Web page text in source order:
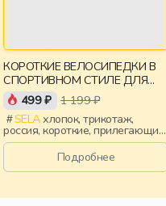
КОРОТКИЕ ВЕЛОСИПЕДКИ В
СПОРТИВНОМ СТИЛЕ ДЛЯ
ДЕВОЧЕК
499 ₽ 1 199 ₽
SELAхлопок, трикотаж,
россия, короткие, прилегающие,
лампасы, принт, пояс,
эластичные, повседневный,
спорт, девочки, дети
Подробнее